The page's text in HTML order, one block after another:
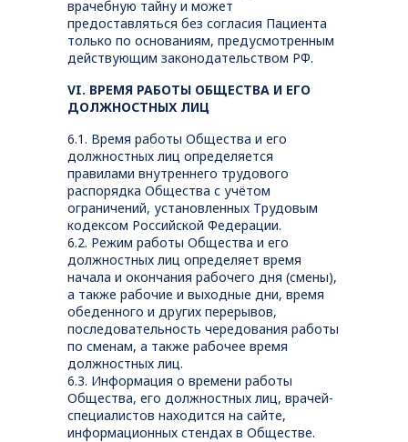
врачебную тайну и может
предоставляться без согласия Пациента
только по основаниям, предусмотренным
действующим законодательством РФ.
VI. ВРЕМЯ РАБОТЫ ОБЩЕСТВА И ЕГО
ДОЛЖНОСТНЫХ ЛИЦ
6.1. Время работы Общества и его
должностных лиц определяется
правилами внутреннего трудового
распорядка Общества с учётом
ограничений, установленных Трудовым
кодексом Российской Федерации.
6.2. Режим работы Общества и его
должностных лиц определяет время
начала и окончания рабочего дня (смены),
а также рабочие и выходные дни, время
обеденного и других перерывов,
последовательность чередования работы
по сменам, а также рабочее время
должностных лиц.
6.3. Информация о времени работы
Общества, его должностных лиц, врачей-
специалистов находится на сайте,
информационных стендах в Обществе.